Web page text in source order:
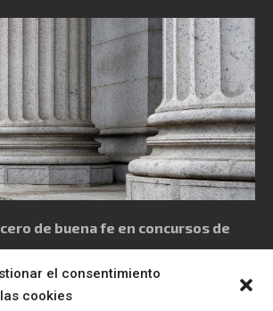
el consentimiento
cookies
de buena fe en concursos de